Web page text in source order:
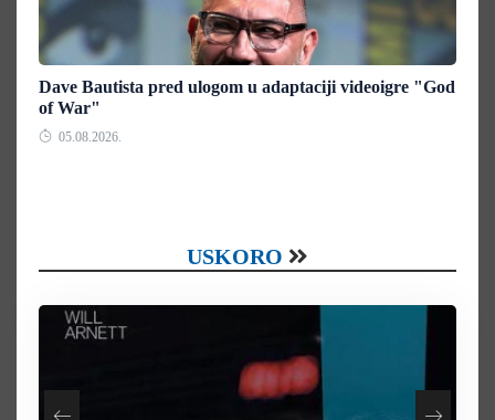
Dave Bautista pred ulogom u adaptaciji videoigre "God
of War"
05.08.2026.
USKORO